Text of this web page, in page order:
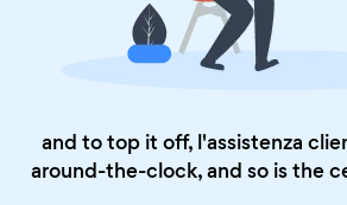
and to top it off, l'assistenza
around-the-clock, and so is the